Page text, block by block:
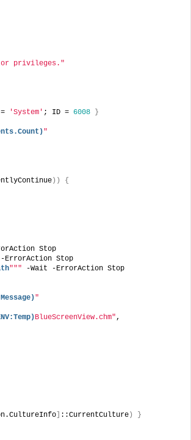
privileges."
'System' ; ID = 6008 }
"
))
{
Stop
-ErrorAction Stop
""" -Wait -ErrorAction Stop
"
BlueScreenView.chm"
] ::CurrentCulture)
}